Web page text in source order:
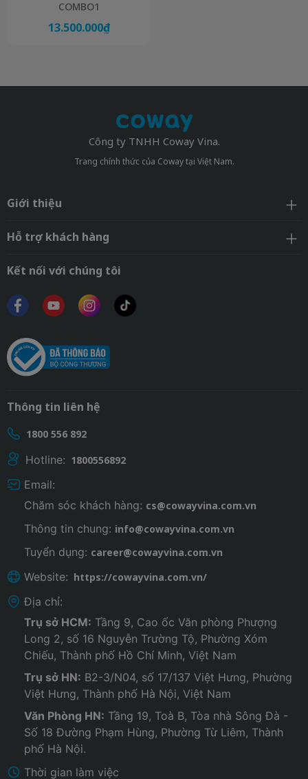
(W) và Máy lọc nước
Coway Nadi P-300L
COMBO1
13.500.000₫
Công ty TNHH Coway Vina.
Trang chính thức của Coway tại Việt Nam.
Giới thiệu
Hỗ trợ khách hàng
Kết nối với chúng tôi
Thông tin liên hệ
1800 556 892
Hotline: 1800556892
Email:
Chăm sóc khách hàng: cs@cowayvina.com.vn
Thông tin chung: info@cowayvina.com.vn
Tuyển dụng: career@cowayvina.com.vn
Website: https://cowayvina.com.vn/
Địa chỉ:
Trụ sở HCM: Tầng 9, Cao ốc Văn phòng Phượng
Long 2, số 16 Nguyễn Trường Tộ, Phường Xóm
Chiếu, Thành phố Hồ Chí Minh, Việt Nam
Trụ sở HN: B2-3/N04, số 17/137 Việt Hưng, Phường
Việt Hưng, Thành phố Hà Nội, Việt Nam
Văn Phòng HN: Tầng 19, Toà B, Tòa nhà Sông Đà -
Số 18 Đường Phạm Hùng, Phường Từ Liêm, Thành
phố Hà Nội.
Thời gian làm việc